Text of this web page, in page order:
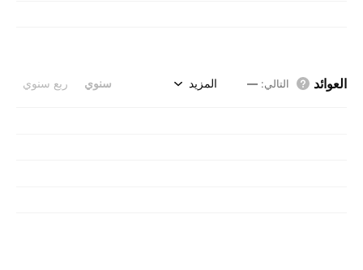
العوائد التالي:
— سنوي ربع سنوي المزيد